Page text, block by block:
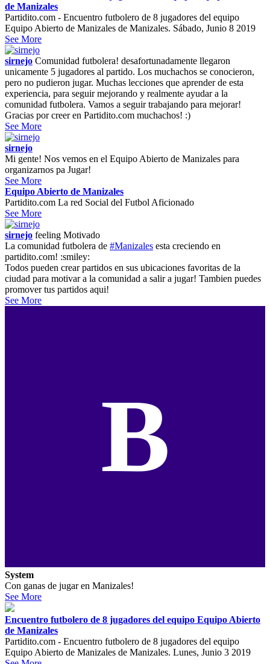
de Manizales
Partidito.com - Encuentro futbolero de 8 jugadores del equipo
Equipo Abierto de Manizales de Manizales. Sábado, Junio 8 2019
See More
sirnejo Comunidad futbolera! desafortunadamente llegaron
unicamente 5 jugadores al partido. Los muchachos se conocieron,
pero no pudieron jugar. Muchas lecciones que aprender de esta
experiencia, para seguir mejorando y realmente ayudar a la
comunidad futbolera. Vamos a seguir trabajando para mejorar!
Gracias por creer en Partidito.com muchachos! :)
See More
sirnejo
Mi gente! Nos vemos en el Equipo Abierto de Manizales para
organizarnos pa Jugar!
See More
Equipo Abierto de Manizales
Partidito.com La red Social del Futbol Aficionado
See More
sirnejo feeling Motivado
La comunidad futbolera de #Manizales esta creciendo en
partidito.com! :smiley:
Todos pueden crear partidos en sus ubicaciones favoritas de la
ciudad para motivar a la comunidad a salir a jugar! Tambien puedes
promover tus partidos aqui!
See More
B
System
Con ganas de jugar en Manizales!
See More
Encuentro futbolero de 8 jugadores del equipo Equipo Abierto
de Manizales
Partidito.com - Encuentro futbolero de 8 jugadores del equipo
Equipo Abierto de Manizales de Manizales. Lunes, Junio 3 2019